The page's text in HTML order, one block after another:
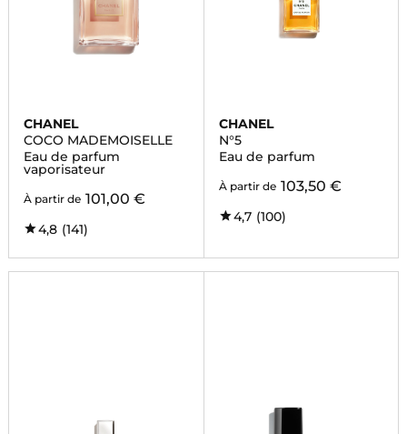
CHANEL
COCO MADEMOISELLE
Eau de parfum
vaporisateur
À partir de 101,00 €
4,8 (141)
CHANEL
N°5
Eau de parfum
À partir de 103,50 €
4,7 (100)